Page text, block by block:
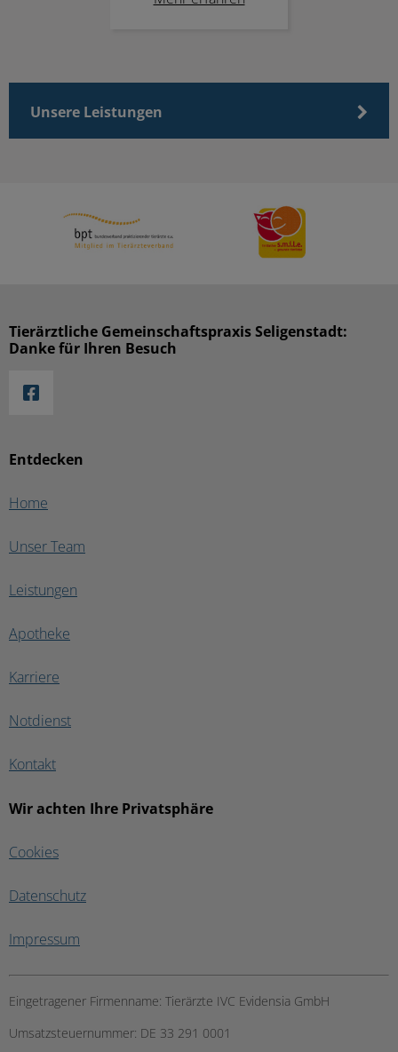
Unsere Leistungen
Entdecken
Home
Unser Team
Leistungen
Apotheke
Karriere
Notdienst
Kontakt
Wir achten Ihre Privatsphäre
Cookies
Datenschutz
Impressum
Tierärztliche Gemeinschaftspraxis Seligenstadt:
Danke für Ihren Besuch
Eingetragener Firmenname: Tierärzte IVC Evidensia GmbH
Umsatzsteuernummer: DE 33 291 0001